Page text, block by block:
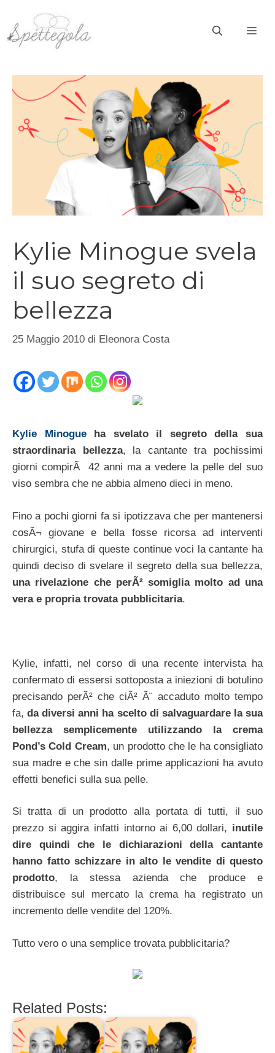
contenuto
Kylie Minogue svela
il suo segreto di
bellezza
25 Maggio 2010 di Eleonora Costa
Kylie Minogue
ha svelato il segreto della sua
straordinaria bellezza, la cantante tra pochissimi
giorni compirÃ 42 anni ma a vedere la pelle del suo
viso sembra che ne abbia almeno dieci in meno.
Fino a pochi giorni fa si ipotizzava che per mantenersi
cosÃ¬ giovane e bella fosse ricorsa ad interventi
chirurgici, stufa di queste continue voci la cantante ha
quindi deciso di svelare il segreto della sua bellezza,
una rivelazione che perÃ² somiglia molto ad una
vera e propria trovata pubblicitaria.
Kylie, infatti, nel corso di una recente intervista ha
confermato di essersi sottoposta a iniezioni di botulino
precisando perÃ² che ciÃ² Ã¨ accaduto molto tempo
fa,da diversi anni ha scelto di salvaguardare la sua
bellezza semplicemente utilizzando la crema
Pond’s Cold Cream, un prodotto che le ha consigliato
sua madre e che sin dalle prime applicazioni ha avuto
effetti benefici sulla sua pelle.
Si tratta di un prodotto alla portata di tutti, il suo
prezzo si aggira infatti intorno ai 6,00 dollari, inutile
dire quindi che le dichiarazioni della cantante
hanno fatto schizzare in alto le vendite di questo
prodotto, la stessa azienda che produce e
distribuisce sul mercato la crema ha registrato un
incremento delle vendite del 120%.
Tutto vero o una semplice trovata pubblicitaria?
Related Posts: